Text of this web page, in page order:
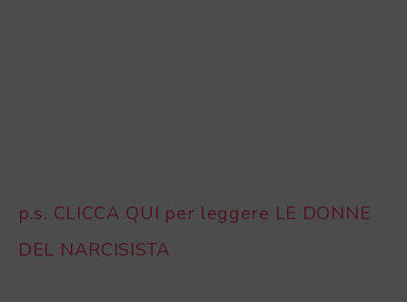
p.s. CLICCA QUI per leggere LE DONNE
DEL NARCISISTA